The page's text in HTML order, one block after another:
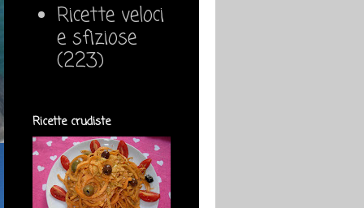
Ricette veloci
e sfiziose
(223)
Ricette crudiste